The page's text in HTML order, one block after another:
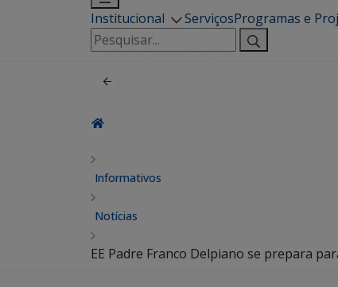
Institucional ServiçosProgramas e
Pesquisar
por:
Informativos
Notícias
EE Padre Franco Delpiano se prepara